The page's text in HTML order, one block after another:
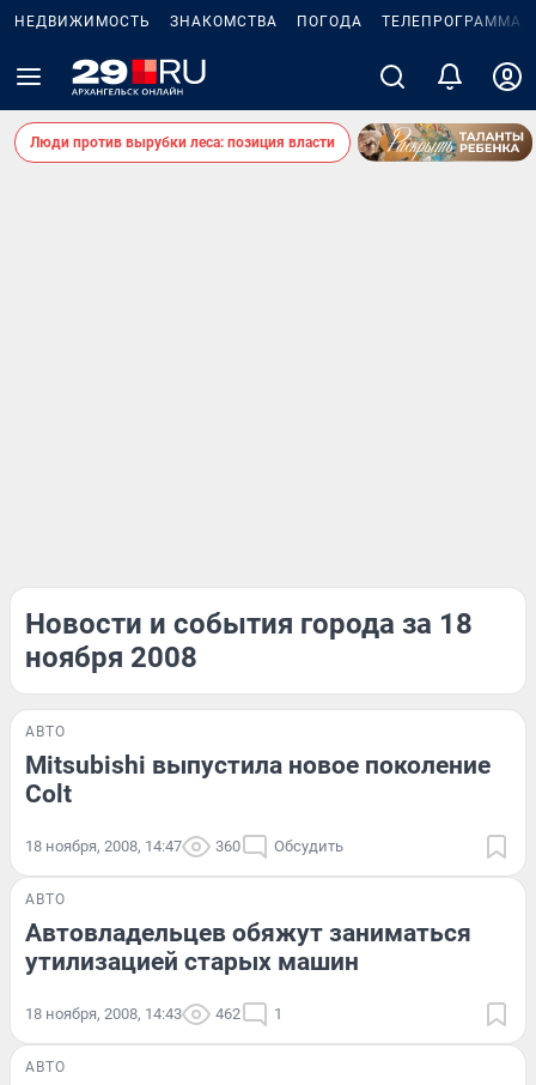
НЕДВИЖИМОСТЬ ЗНАКОМСТВА ПОГОДА ТЕЛЕПРОГРАММА
Люди против вырубки леса: позиция власти
Новости и события города за 18
ноября 2008
АВТО
Mitsubishi выпустила новое поколение
Colt
18 ноября, 2008, 14:47 360 Обсудить
АВТО
Автовладельцев обяжут заниматься
утилизацией старых машин
18 ноября, 2008, 14:43 462 1
АВТО